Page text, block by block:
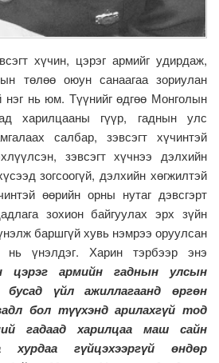
хүчин, цэрэг армийг удирдаж,
төлөө оюун санаагаа зориулан
нь юм. Түүнийг өдгөө Монголын
харилцааны гүүр, гаднын улс
салбар, зэвсэгт хүчинтэй
зэвсэгт хүчнээ дэлхийн
зогсоогүй, дэлхийн хөгжилтэй
өөрийн орны нутаг дэвсгэрт
зохион байгуулах эрх зүйн
баршгүй хувь нэмрээ оруулсан
нь үнэлдэг. Харин тэрбээр энэ
цэрэг армийн гаднын улсын
үйл ажиллагаанд өргөн
бол түүхэнд арилахгүй тод
гадаад харилцаа маш сайн
хурдаа гүйцэхээргүй өндөр